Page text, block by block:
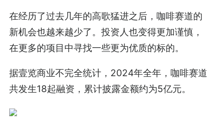
在经历了过去几年的高歌猛进之后，咖啡赛道的
新机会也越来越少了。投资人也变得更加谨慎，
在更多的项目中寻找一些更为优质的标的。
据壹览商业不完全统计，2024年全年，咖啡赛道
共发生18起融资，累计披露金额约为5亿元。